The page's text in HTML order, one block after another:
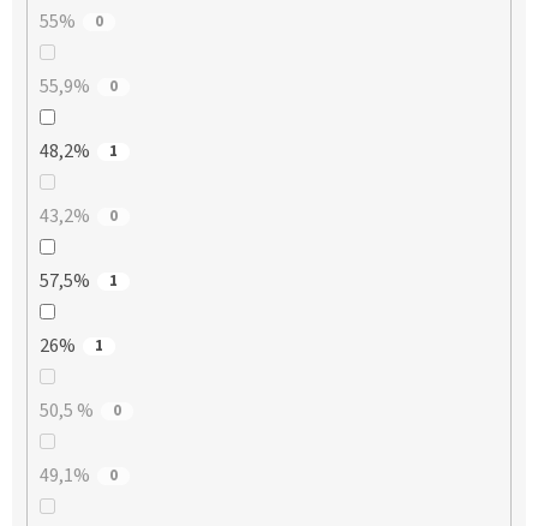
55% 0
55,9% 0
48,2% 1
43,2% 0
57,5% 1
26% 1
50,5 % 0
49,1% 0